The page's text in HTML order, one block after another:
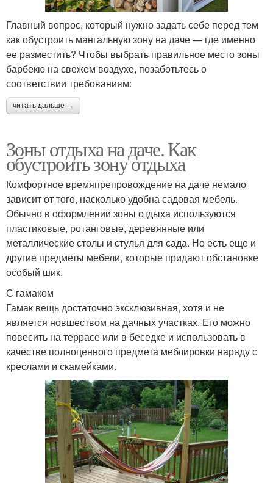
Главный вопрос, который нужно задать себе перед тем
как обустроить мангальную зону на даче — где именно
ее разместить? Чтобы выбрать правильное место зоны
барбекю на свежем воздухе, позаботьтесь о
соответствии требованиям:
читать дальше →
Зоны отдыха на даче. Как
обустроить зону отдыха
Комфортное времяпрепровождение на даче немало
зависит от того, насколько удобна садовая мебель.
Обычно в оформлении зоны отдыха используются
пластиковые, ротанговые, деревянные или
металлические столы и стулья для сада. Но есть еще и
другие предметы мебели, которые придают обстановке
особый шик.
С гамаком
Гамак вещь достаточно эксклюзивная, хотя и не
является новшеством на дачных участках. Его можно
повесить на террасе или в беседке и использовать в
качестве полноценного предмета меблировки наряду с
креслами и скамейками.